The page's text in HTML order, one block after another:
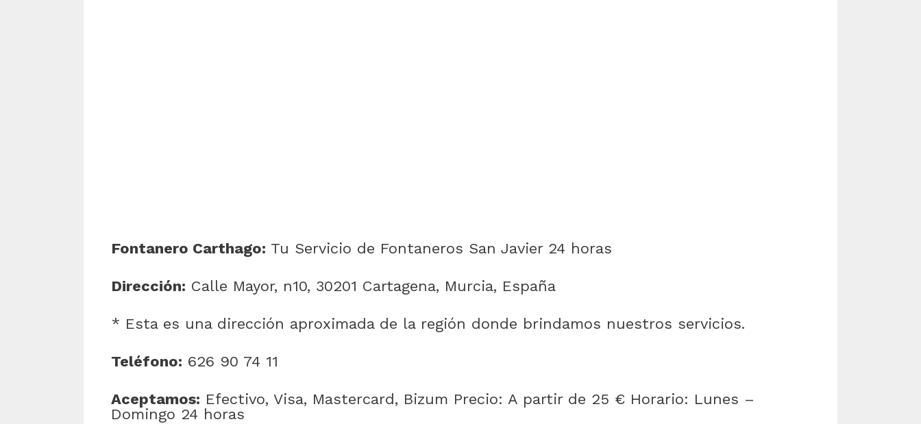
Fontanero Carthago: Tu Servicio de Fontaneros San Javier 24 horas
Dirección: Calle Mayor, n10, 30201 Cartagena, Murcia, España
* Esta es una dirección aproximada de la región donde brindamos nuestros servicios.
Teléfono: 626 90 74 11
Aceptamos: Efectivo, Visa, Mastercard, Bizum Precio: A partir de 25 € Horario: Lunes –
Domingo 24 horas